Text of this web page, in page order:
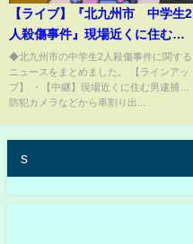
【ライブ】『北九州市 中学生2
人殺傷事件』現場近くに住む男
逮捕…防犯カメラなどから車割
り出す など ──社会ニュースま
とめ（日テレNEWS LIVE）
◆北九州市の中学生2人殺傷事件に関する
ニュースをまとめました。 【ラインアッ
プ】 ・【中継】現場近くに住む男逮捕…
防犯カメラなどから車割り出...
s